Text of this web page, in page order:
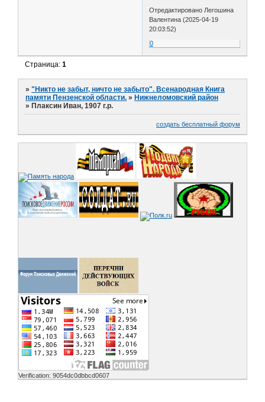
Отредактировано Легошина
Валентина (2025-04-19
20:03:52)
0
Страница:1
»"Никто не забыт, ничто не забыто". Всенародная Книга
памяти Пензенской области. »Нижнеломовский район
»Плаксин Иван, 1907 г.р.
создать бесплатный форум
Verification: 9054dc0dbbcd0607